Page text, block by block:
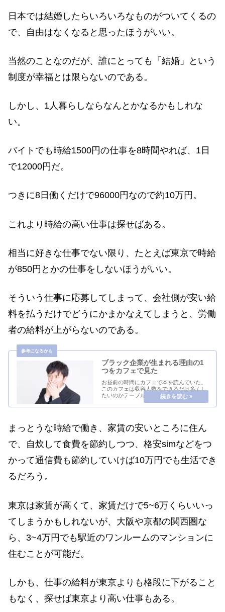
日本では結婚したらいろいろなものがついてくるの
で、自由はなくなると思ったほうがいい。
当然のことなのだが、誰にとっても「結婚」という
制度が幸福とは限らないのである。
しかし、1人暮らしならなんとかなるかもしれな
い。
バイトでも時給1500円の仕事を8時間やれば、1日
で12000円だ。
つきに8日働くだけで96000円なので約10万円。
これより時給の高い仕事は探せばある。
相当に好きな仕事でない限り、たとえば東京で時給
が850円とかの仕事をしないほうがいい。
そういう仕事に応募してしまって、会社側が安い給
料を払うだけでどうにかまかなえてしまうと、労働
者の給料が上がらないのである。
ブラック企業が生まれる理由の1
つをカフェで見た
お昼前の時間にカフェで本を読んでいた。
このカフェは収容人数をできるだけ多くし
たいのかテーブルの間隔が狭くて、となり
のテーブルの話が丸聞こえだった。男の二
人組みが座っているのだが、声も大きく、
まっとうな時給で働き、家賃の安いところに住ん
で、自炊して食費を節約しつつ、格安simなどをつ
かって通信費も節約していけば10万円でも生活でき
るだろう。
東京は家賃が高くて、家賃だけで5~6万くらいいっ
てしまうかもしれないが、大阪や京都の関西圏な
ら、3~4万円でも駅近のワンルームのマンションに
住むことが可能だ。
しかも、仕事の給料が東京よりも格段に下がること
もなく、探せば東京より高い仕事もある。